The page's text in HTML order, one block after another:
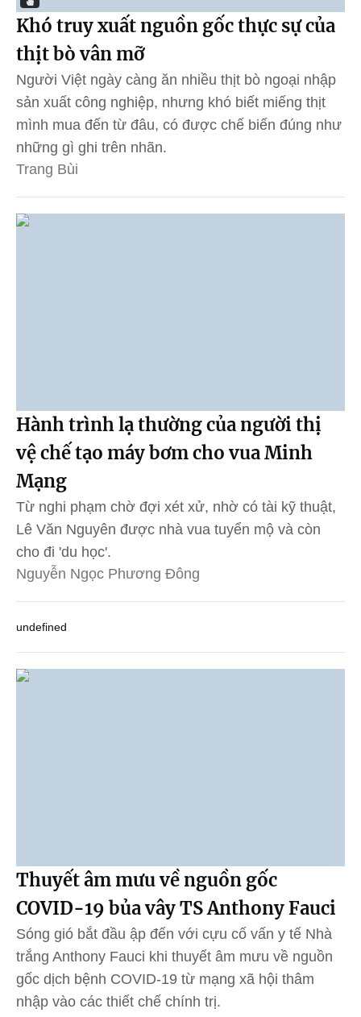
Khó truy xuất nguồn gốc thực sự của
thịt bò vân mỡ
Người Việt ngày càng ăn nhiều thịt bò ngoại nhập
sản xuất công nghiệp, nhưng khó biết miếng thịt
mình mua đến từ đâu, có được chế biến đúng như
những gì ghi trên nhãn.
Trang Bùi
Hành trình lạ thường của người thị
vệ chế tạo máy bơm cho vua Minh
Mạng
Từ nghi phạm chờ đợi xét xử, nhờ có tài kỹ thuật,
Lê Văn Nguyên được nhà vua tuyển mộ và còn
cho đi 'du học'.
Nguyễn Ngọc Phương Đông
undefined
Thuyết âm mưu về nguồn gốc
COVID-19 bủa vây TS Anthony Fauci
Sóng gió bắt đầu ập đến với cựu cố vấn y tế Nhà
trắng Anthony Fauci khi thuyết âm mưu về nguồn
gốc dịch bệnh COVID-19 từ mạng xã hội thâm
nhập vào các thiết chế chính trị.